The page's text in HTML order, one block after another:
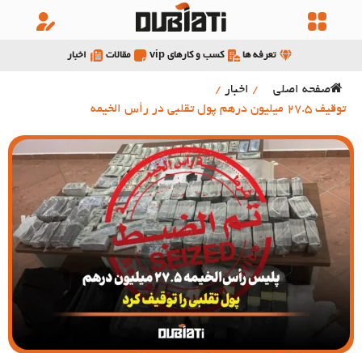
تعرفه ها کسب و کارهای vip مقالات اخبار
صفحه اصلی / اخبار /
توقیف 27.5 میلیون درهم پول تقلبی در رأس الخیمه